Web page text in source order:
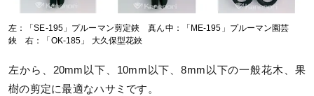
左：「SE-195」プルーマン剪定鋏 真ん中：「ME-195」プルーマン園芸
鋏 右：「OK-185」 大久保型花鋏
左から、20mm以下、10mm以下、8mm以下の一般花木、果
樹の剪定に最適なハサミです。